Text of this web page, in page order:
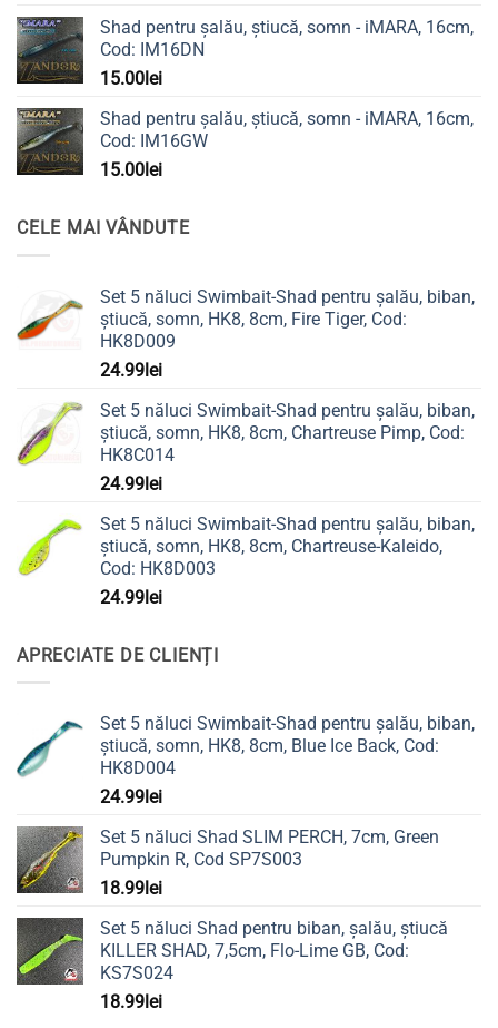
Shad pentru șalău, știucă, somn - iMARA, 16cm,
Cod: IM16DN
15.00lei
Shad pentru șalău, știucă, somn - iMARA, 16cm,
Cod: IM16GW
15.00lei
CELE MAI VÂNDUTE
Set 5 năluci Swimbait-Shad pentru șalău, biban,
știucă, somn, HK8, 8cm, Fire Tiger, Cod:
HK8D009
24.99lei
Set 5 năluci Swimbait-Shad pentru șalău, biban,
știucă, somn, HK8, 8cm, Chartreuse Pimp, Cod:
HK8C014
24.99lei
Set 5 năluci Swimbait-Shad pentru șalău, biban,
știucă, somn, HK8, 8cm, Chartreuse-Kaleido,
Cod: HK8D003
24.99lei
APRECIATE DE CLIENȚI
Set 5 năluci Swimbait-Shad pentru șalău, biban,
știucă, somn, HK8, 8cm, Blue Ice Back, Cod:
HK8D004
24.99lei
Set 5 năluci Shad SLIM PERCH, 7cm, Green
Pumpkin R, Cod SP7S003
18.99lei
Set 5 năluci Shad pentru biban, șalău, știucă
KILLER SHAD, 7,5cm, Flo-Lime GB, Cod:
KS7S024
18.99lei